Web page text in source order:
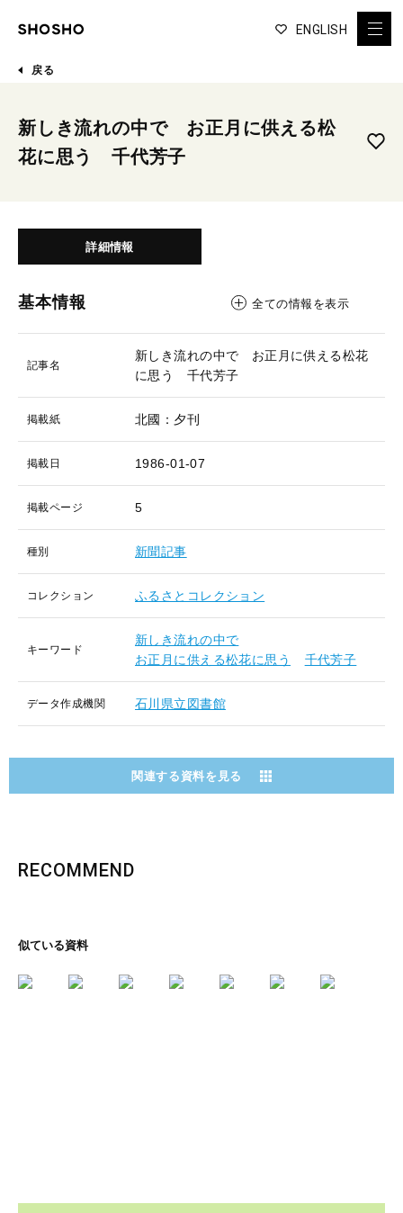
ENGLISH
戻る
新しき流れの中で お正月に供える松
花に思う 千代芳子
詳細情報
基本情報 全ての情報を表示
記事名
新しき流れの中で お正月に供える松花
に思う 千代芳子
掲載紙 北國：夕刊
掲載日 1986-01-07
掲載ページ 5
種別 新聞記事
コレクション ふるさとコレクション
キーワード
新しき流れの中で
お正月に供える松花に思う
千代芳子
データ作成機関 石川県立図書館
関連する資料を見る
RECOMMEND
似ている資料